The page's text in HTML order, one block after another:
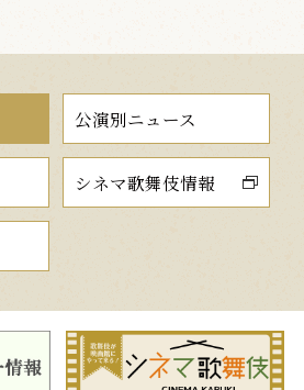
公演別ニュース
シネマ歌舞伎情報